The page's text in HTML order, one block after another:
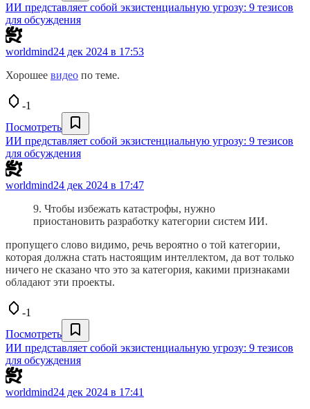
ИИ представляет собой экзистенциальную угрозу: 9 тезисов
для обсуждения
worldmind24 дек 2024 в 17:53
Хорошее видео по теме.
-1
Посмотреть
ИИ представляет собой экзистенциальную угрозу: 9 тезисов
для обсуждения
worldmind24 дек 2024 в 17:47
9. Чтобы избежать катастрофы, нужно
приостановить разработку категории систем ИИ.
пропущего слово видимо, речь вероятно о той категории,
которая должна стать настоящим интеллектом, да вот только
ничего не сказано что это за категория, какими признаками
обладают эти проекты.
-1
Посмотреть
ИИ представляет собой экзистенциальную угрозу: 9 тезисов
для обсуждения
worldmind24 дек 2024 в 17:41